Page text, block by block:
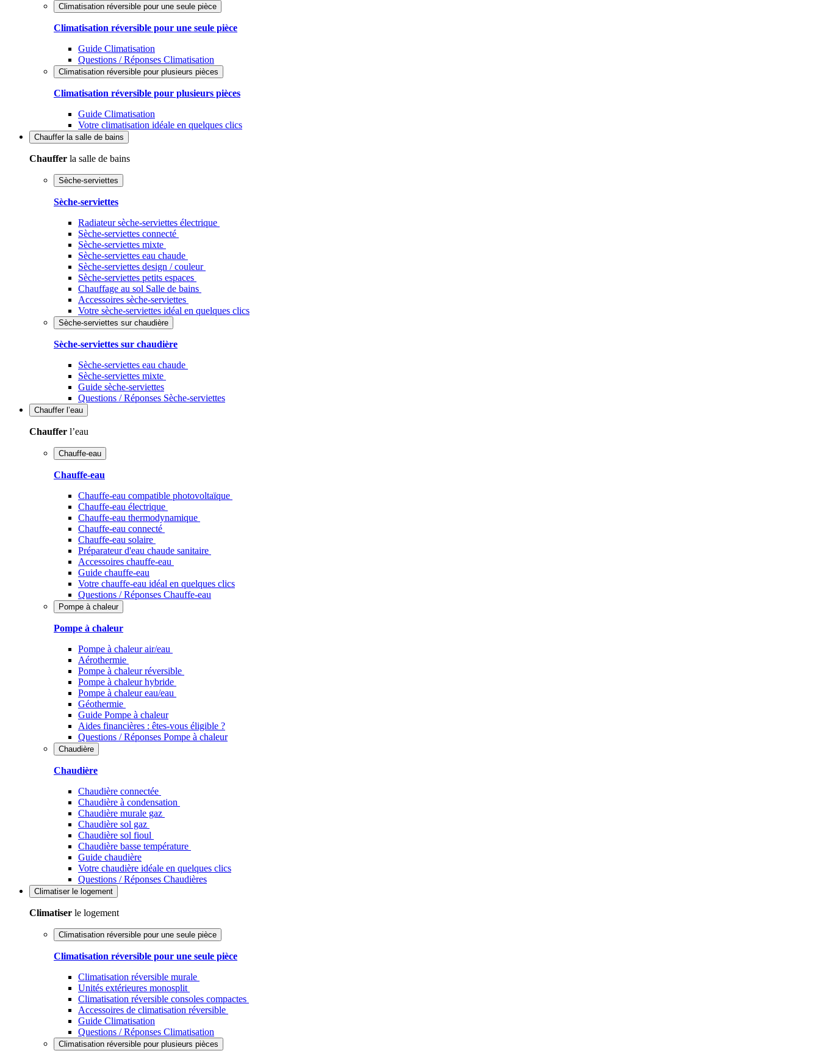
Climatisation réversible pour une seule pièce
Climatisation réversible pour une seule pièce
Guide Climatisation
Questions / Réponses Climatisation
Climatisation réversible pour plusieurs pièces
Climatisation réversible pour plusieurs pièces
Guide Climatisation
Votre climatisation idéale en quelques clics
Chauffer la salle de bains
Chauffer la salle de bains
Sèche-serviettes
Sèche-serviettes
Radiateur sèche-serviettes électrique
Sèche-serviettes connecté
Sèche-serviettes mixte
Sèche-serviettes eau chaude
Sèche-serviettes design / couleur
Sèche-serviettes petits espaces
Chauffage au sol Salle de bains
Accessoires sèche-serviettes
Votre sèche-serviettes idéal en quelques clics
Sèche-serviettes sur chaudière
Sèche-serviettes sur chaudière
Sèche-serviettes eau chaude
Sèche-serviettes mixte
Guide sèche-serviettes
Questions / Réponses Sèche-serviettes
Chauffer l’eau
Chauffer l’eau
Chauffe-eau
Chauffe-eau
Chauffe-eau compatible photovoltaïque
Chauffe-eau électrique
Chauffe-eau thermodynamique
Chauffe-eau connecté
Chauffe-eau solaire
Préparateur d'eau chaude sanitaire
Accessoires chauffe-eau
Guide chauffe-eau
Votre chauffe-eau idéal en quelques clics
Questions / Réponses Chauffe-eau
Pompe à chaleur
Pompe à chaleur
Pompe à chaleur air/eau
Aérothermie
Pompe à chaleur réversible
Pompe à chaleur hybride
Pompe à chaleur​ eau/eau
Géothermie
Guide Pompe à chaleur
Aides financières : êtes-vous éligible ?
Questions / Réponses Pompe à chaleur
Chaudière
Chaudière
Chaudière connectée
Chaudière à condensation
Chaudière murale gaz
Chaudière sol gaz
Chaudière sol fioul
Chaudière basse température
Guide chaudière
Votre chaudière idéale en quelques clics
Questions / Réponses Chaudières
Climatiser le logement
Climatiser le logement
Climatisation réversible pour une seule pièce
Climatisation réversible pour une seule pièce
Climatisation réversible murale
Unités extérieures monosplit
Climatisation réversible consoles compactes
Accessoires de climatisation réversible
Guide Climatisation
Questions / Réponses Climatisation
Climatisation réversible pour plusieurs pièces